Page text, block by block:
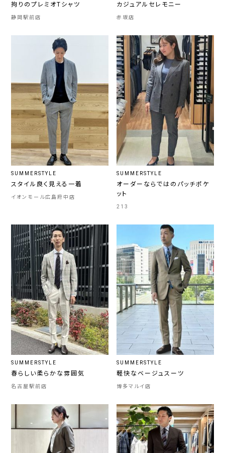
拘りのプレミオTシャツ
静岡駅前店
カジュアルセレモニー
赤坂店
SUMMERSTYLE
スタイル良く見える一着
イオンモール広島府中店
SUMMERSTYLE
オーダーならではのパッチポケ
ット
213
SUMMERSTYLE
春らしい柔らかな雰囲気
名古屋駅前店
SUMMERSTYLE
軽快なベージュスーツ
博多マルイ店